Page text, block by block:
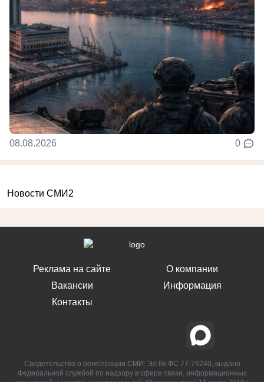
08.08.2026 0
Новости СМИ2
Реклама на сайте
Вакансии
Контакты
О компании
Информация
Свидетельство о регистрации СМИ: Эл № ФС 77-76240, выдано
Федеральной службой по надзору в сфере связи, информационных